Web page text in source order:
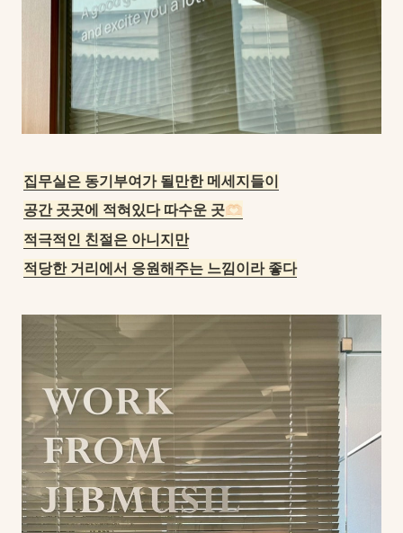
집무실은 동기부여가 될만한 메세지들이
공간 곳곳에 적혀있다 따수운 곳🫶🏻
적극적인 친절은 아니지만
적당한 거리에서 응원해주는 느낌이라 좋다